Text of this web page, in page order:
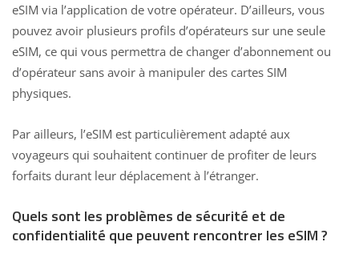
eSIM via l’application de votre opérateur. D’ailleurs, vous
pouvez avoir plusieurs profils d’opérateurs sur une seule
eSIM, ce qui vous permettra de changer d’abonnement ou
d’opérateur sans avoir à manipuler des cartes SIM
physiques.
Par ailleurs, l’eSIM est particulièrement adapté aux
voyageurs qui souhaitent continuer de profiter de leurs
forfaits durant leur déplacement à l’étranger.
Quels sont les problèmes de sécurité et de
confidentialité que peuvent rencontrer les eSIM ?